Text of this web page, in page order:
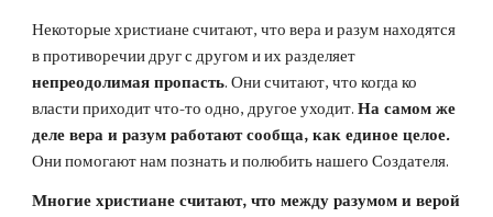
Некоторые христиане считают, что вера и разум находятся
непреодолимая пропасть. Они считают, что когда ко
власти приходит что-то одно, другое уходит. На самом же
деле вера и разум работают сообща, как единое целое.
Они помогают нам познать и полюбить нашего Создателя.
Многие христиане считают, что между разумом и верой